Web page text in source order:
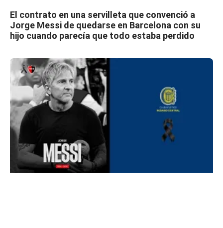
El contrato en una servilleta que convenció a
Jorge Messi de quedarse en Barcelona con su
hijo cuando parecía que todo estaba perdido